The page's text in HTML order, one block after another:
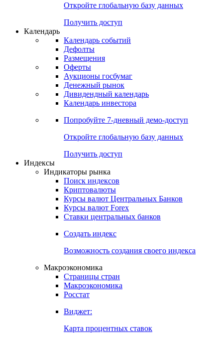
Откройте глобальную базу данных
Получить доступ
Календарь
Календарь событий
Дефолты
Размещения
Оферты
Аукционы госбумаг
Денежный рынок
Дивидендный календарь
Календарь инвестора
Попробуйте 7-дневный демо-доступ
Откройте глобальную базу данных
Получить доступ
Индексы
Индикаторы рынка
Поиск индексов
Криптовалюты
Курсы валют Центральных Банков
Курсы валют Forex
Ставки центральных банков
Создать индекс
Возможность создания своего индекса
Макроэкономика
Страницы стран
Макроэкономика
Росстат
Виджет:
Карта процентных ставок